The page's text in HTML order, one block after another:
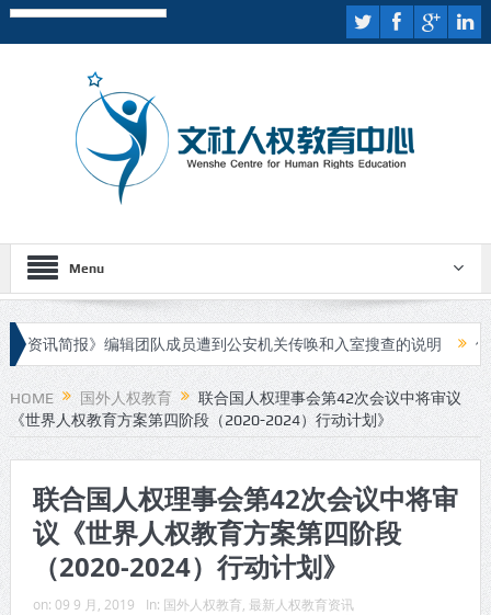
Menu
讯简报》编辑团队成员遭到公安机关传唤和入室搜查的说明 伊斯
行庭审
HOME 国外人权教育
联合国人权理事会第42次会议中将审议
《世界人权教育方案第四阶段（2020-2024）行动计划》
联合国人权理事会第42次会议中将审
议《世界人权教育方案第四阶段
（2020-2024）行动计划》
on: 09 9 月, 2019 In: 国外人权教育 最新人权教育资讯